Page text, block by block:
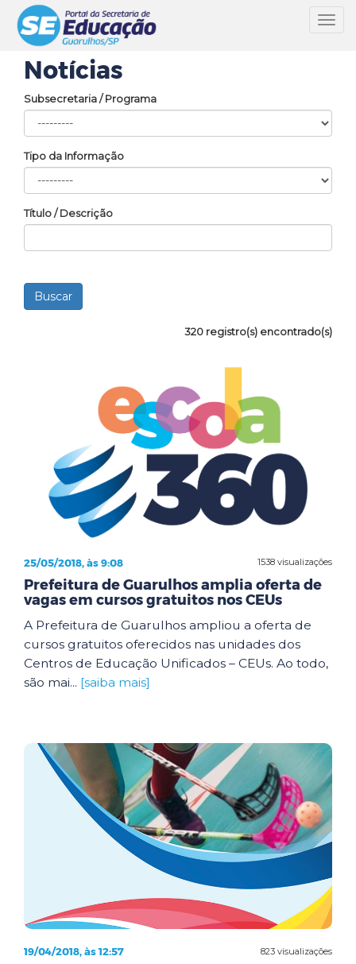
Notícias
Subsecretaria / Programa
Tipo da Informação
Título / Descrição
320 registro(s) encontrado(s)
1538 visualizações
25/05/2018, às 9:08
Prefeitura de Guarulhos amplia oferta de
vagas em cursos gratuitos nos CEUs
A Prefeitura de Guarulhos ampliou a oferta de
cursos gratuitos oferecidos nas unidades dos
Centros de Educação Unificados – CEUs. Ao todo,
são mai... [saiba mais]
823 visualizações
19/04/2018, às 12:57